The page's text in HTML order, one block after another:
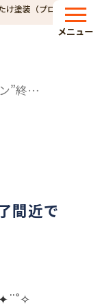
け塗装（プロタイム
メニュー
”春の塗装キャンペーン”終了間近です‼
間近で